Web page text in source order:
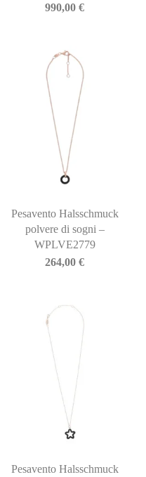
990,00€
Pesavento Halsschmuck
polvere di sogni –
WPLVE2779
264,00€
Pesavento Halsschmuck